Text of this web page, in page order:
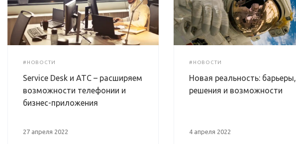
#НОВОСТИ
Service Desk и АТС – расширяем
возможности телефонии и
бизнес-приложения
27 апреля 2022
#НОВОСТИ
Новая реальность: барьеры,
решения и возможности
4 апреля 2022